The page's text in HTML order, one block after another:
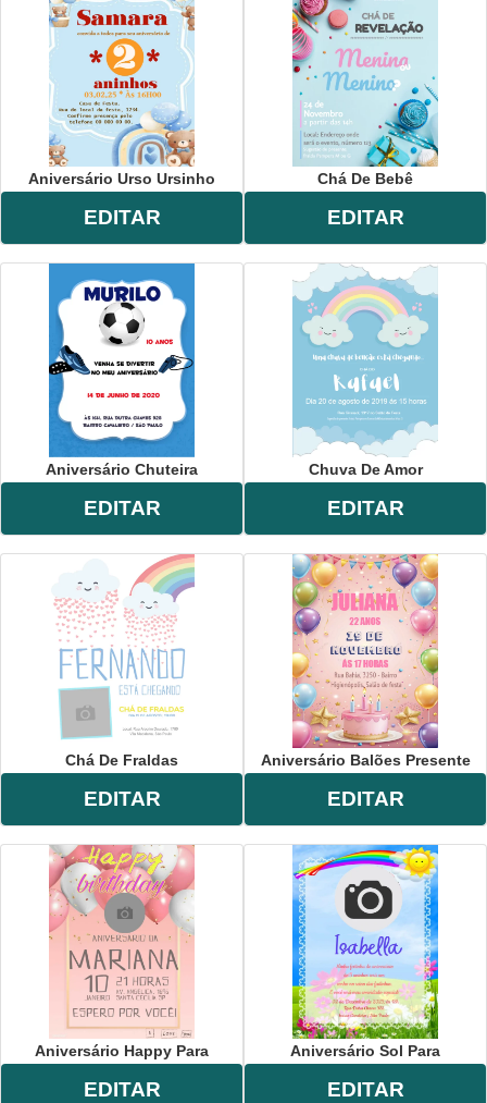
Aniversário Urso Ursinho
EDITAR
Chá De Bebê
EDITAR
Aniversário Chuteira
EDITAR
Chuva De Amor
EDITAR
Chá De Fraldas
EDITAR
Aniversário Balões Presente
EDITAR
Aniversário Happy Para
EDITAR
Aniversário Sol Para
EDITAR